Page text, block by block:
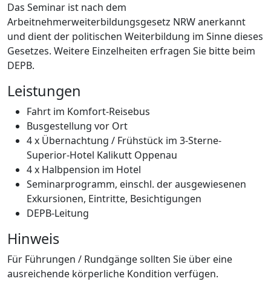
Das Seminar ist nach dem
Arbeitnehmerweiterbildungsgesetz NRW anerkannt
und dient der politischen Weiterbildung im Sinne dieses
Gesetzes. Weitere Einzelheiten erfragen Sie bitte beim
DEPB.
Leistungen
Fahrt im Komfort-Reisebus
Busgestellung vor Ort
4 x Übernachtung / Frühstück im 3-Sterne-
Superior-Hotel Kalikutt Oppenau
4 x Halbpension im Hotel
Seminarprogramm, einschl. der ausgewiesenen
Exkursionen, Eintritte, Besichtigungen
DEPB-Leitung
Hinweis
Für Führungen / Rundgänge sollten Sie über eine
ausreichende körperliche Kondition verfügen.